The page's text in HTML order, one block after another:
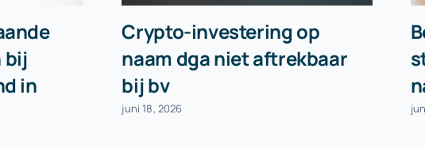
bij
in
Crypto-investering op
naam dga niet aftrekbaar
bij bv
juni 18, 2026